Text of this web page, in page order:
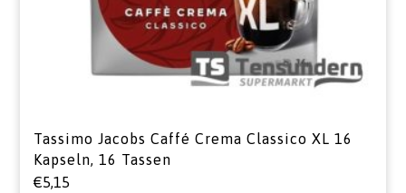
Tassimo Jacobs Caffé Crema Classico XL 16
Kapseln, 16 Tassen
€5,15